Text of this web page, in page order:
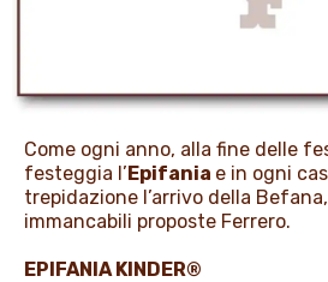
PROMOZIONI
NEWS & MEDIA
Come ogni anno, alla fine delle
festeggia l’Epifania e in ogni
trepidazione l’arrivo della
immancabili proposte Ferrero.
EPIFANIA KINDER®